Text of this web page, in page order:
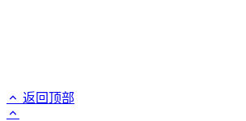
返回顶部